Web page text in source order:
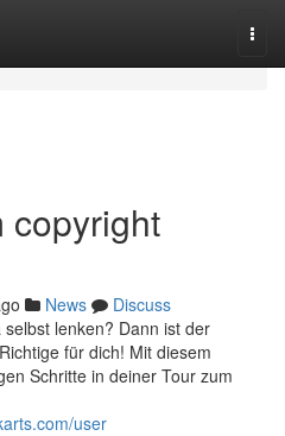
copyright
News
Discuss
lenken? Dann ist der
für dich! Mit diesem
Schritte in deiner Tour zum
user